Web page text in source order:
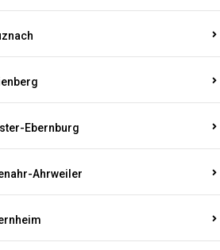
Ebernburg
Ahrweiler